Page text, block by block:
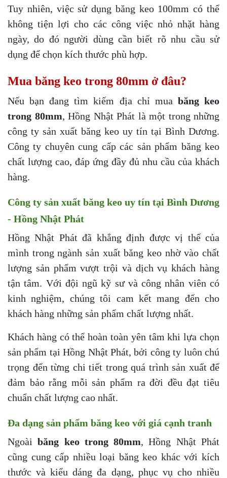
Tuy nhiên, việc sử dụng băng keo 100mm có thể
không tiện lợi cho các công việc nhỏ nhặt hàng
ngày, do đó người dùng cần biết rõ nhu cầu sử
dụng để chọn kích thước phù hợp.
Mua băng keo trong 80mm ở đâu?
Nếu bạn đang tìm kiếm địa chỉ mua băng keo
trong 80mm, Hồng Nhật Phát là một trong những
công ty sản xuất băng keo uy tín tại Bình Dương.
Công ty chuyên cung cấp các sản phẩm băng keo
chất lượng cao, đáp ứng đầy đủ nhu cầu của khách
hàng.
Công ty sản xuất băng keo uy tín tại Bình Dương
- Hồng Nhật Phát
Hồng Nhật Phát đã khẳng định được vị thế của
mình trong ngành sản xuất băng keo nhờ vào chất
lượng sản phẩm vượt trội và dịch vụ khách hàng
tận tâm. Với đội ngũ kỹ sư và công nhân viên có
kinh nghiệm, chúng tôi cam kết mang đến cho
khách hàng những sản phẩm chất lượng nhất.
Khách hàng có thể hoàn toàn yên tâm khi lựa chọn
sản phẩm tại Hồng Nhật Phát, bởi công ty luôn chú
trọng đến từng chi tiết trong quá trình sản xuất để
đảm bảo rằng mỗi sản phẩm ra đời đều đạt tiêu
chuẩn chất lượng cao nhất.
Đa dạng sản phẩm băng keo với giá cạnh tranh
Ngoàibăng keo trong 80mm, Hồng Nhật Phát
cũng cung cấp nhiều loại băng keo khác với kích
thước và kiểu dáng đa dạng, phục vụ cho nhiều